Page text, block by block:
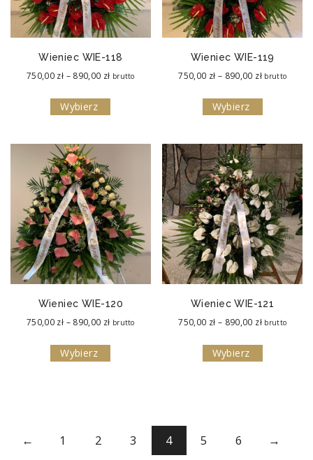
Wieniec WIE-118
750,00 zł – 890,00 złZakres
do
brutto
Wybierz
Wieniec WIE-119
750,00 zł – 890,00 złZakres
do
890,00 zł
brutto
Wybierz
Wieniec WIE-120
750,00 zł – 890,00 złZakres
brutto
Wybierz
Wieniec WIE-121
750,00 zł – 890,00 złZakres
brutto
Wybierz
← 1 2 3 4 5 6 →